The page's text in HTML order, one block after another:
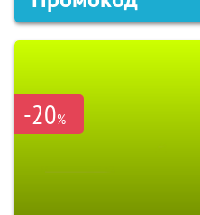
-20%